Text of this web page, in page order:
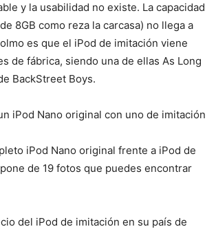
y la usabilidad no existe. La capacidad
8GB como reza la carcasa) no llega a
es que el iPod de imitación viene
de fábrica, siendo una de ellas As Long
BackStreet Boys.
iPod Nano original frente a iPod de
de 19 fotos que puedes encontrar
del iPod de imitación en su país de